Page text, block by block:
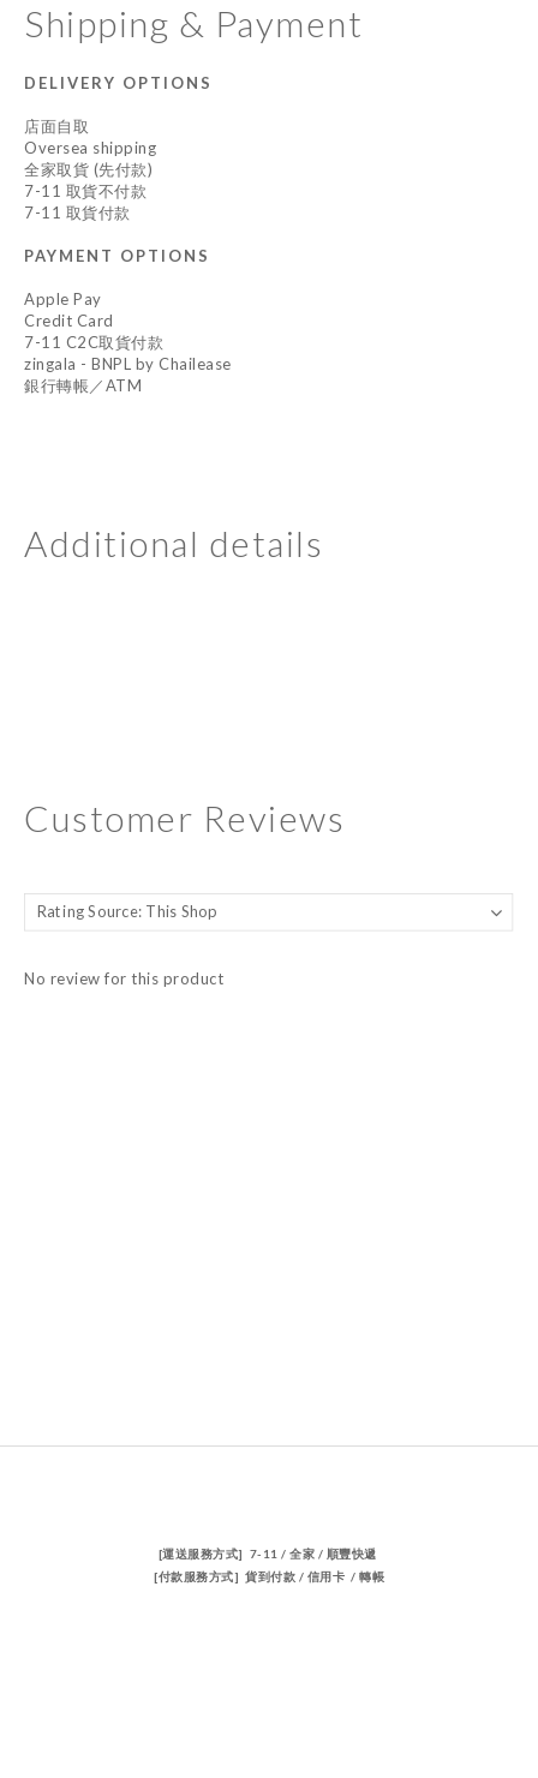
Shipping & Payment
DELIVERY OPTIONS
店面自取
Oversea shipping
全家取貨 (先付款)
7-11 取貨不付款
7-11 取貨付款
PAYMENT OPTIONS
Apple Pay
Credit Card
7-11 C2C取貨付款
zingala - BNPL by Chailease
銀行轉帳／ATM
Additional details
Customer Reviews
No review for this product
[運送服務方式] 7-11 / 全家 / 順豐快遞
[付款服務方式] 貨到付款 / 信用卡 / 轉帳